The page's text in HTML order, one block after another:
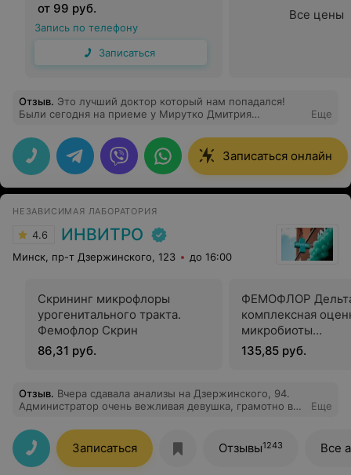
от 99 руб.
Запись по телефону
Записаться
Все цены
Отзыв. Это лучший доктор который нам попадался!
Были сегодня на приеме у Мирутко Дмитрия
сто процентов знает подход к детям. Очень вежлив
внимателен. Разобрались в проблеме. Ушли с улыбкой
на лице! Сын до сих пор под впечатлением! Спасибо
доктор!
Еще
Записаться онлайн
НЕЗАВИСИМАЯ ЛАБОРАТОРИЯ
4.6 ИНВИТРО
Минск, пр-т Дзержинского, 123 до 16:00
Скрининг микрофлоры
урогенитального тракта.
Фемофлор Скрин
86,31 руб.
ФЕМОФЛОР
комплексная
микробиоты
урогенитального
женщин (25
135,85 руб.
Отзыв. Вчера сдавала анализы на Дзержинского, 94.
Администратор очень вежливая девушка, грамотно всё
безболезненно, очень быстро )). Результаты пришли в
тот же день!!! Спасибо. Буду обращаться ещё.
Еще
Записаться Отзывы1243 Все